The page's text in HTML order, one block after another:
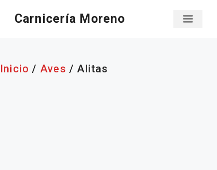
Carnicería Moreno
Inicio / Aves / Alitas